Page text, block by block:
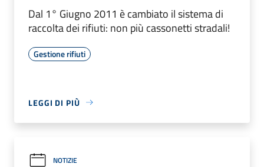
Dal 1° Giugno 2011 è cambiato il sistema di
raccolta dei rifiuti: non più cassonetti stradali!
Gestione rifiuti
LEGGI DI PIÙ
NOTIZIE